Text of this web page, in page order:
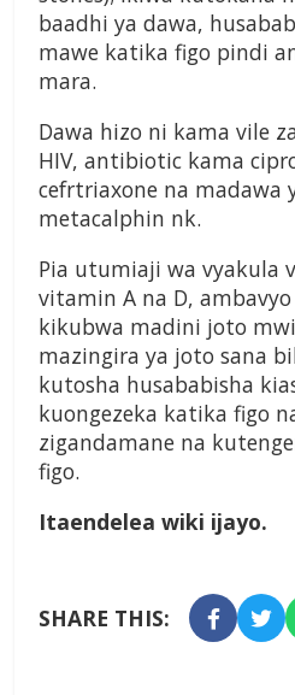
baadhi ya dawa,
mawe katika figo pindi
mara.
Dawa hizo ni kama vile
HIV, antibiotic kama
cefrtriaxone na madawa
metacalphin nk.
Pia utumiaji wa vyakula
vitamin A na D,
kikubwa madini joto
mazingira ya joto sana
kutosha husababisha
kuongezeka katika figo
zigandamane na
figo.
Itaendelea wiki ijayo.
SHARE THIS: